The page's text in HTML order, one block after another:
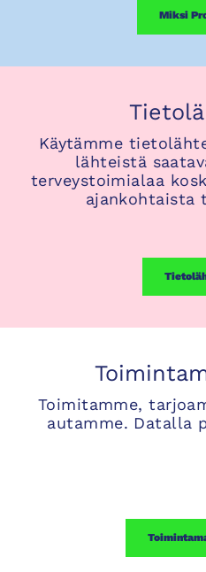
Miksi
Käytämme
lähteistä
terveystoimialaa
ajankohtaista
Toimitamme,
autamme. Datalla